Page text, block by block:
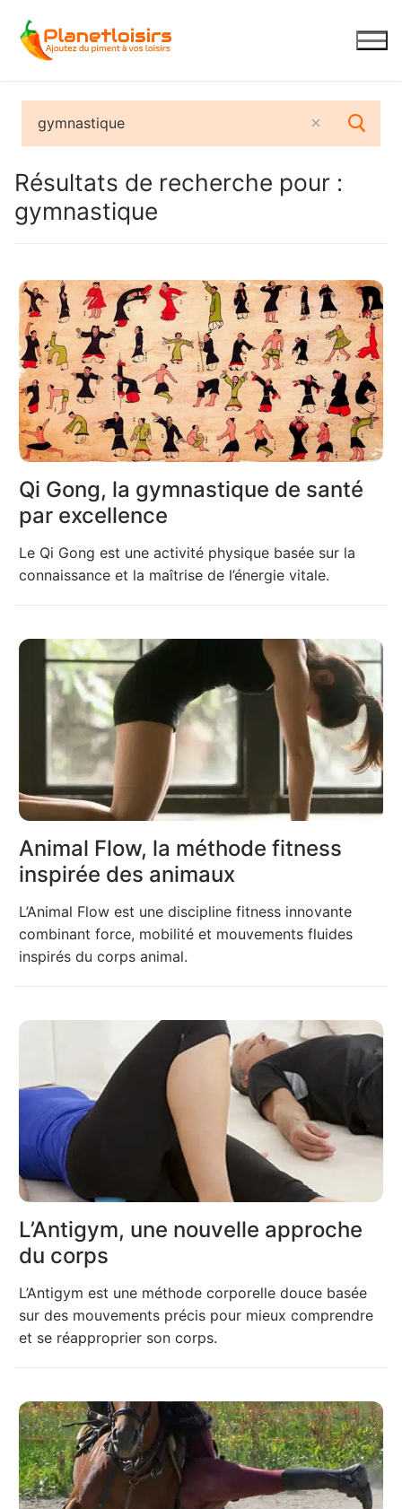
contenu
Résultats de recherche pour :
gymnastique
Qi Gong, la gymnastique de santé
par excellence
Le Qi Gong est une activité physique basée sur la
connaissance et la maîtrise de l’énergie vitale.
Animal Flow, la méthode fitness
inspirée des animaux
L’Animal Flow est une discipline fitness innovante
combinant force, mobilité et mouvements fluides
inspirés du corps animal.
L’Antigym, une nouvelle approche
du corps
L’Antigym est une méthode corporelle douce basée
sur des mouvements précis pour mieux comprendre
et se réapproprier son corps.